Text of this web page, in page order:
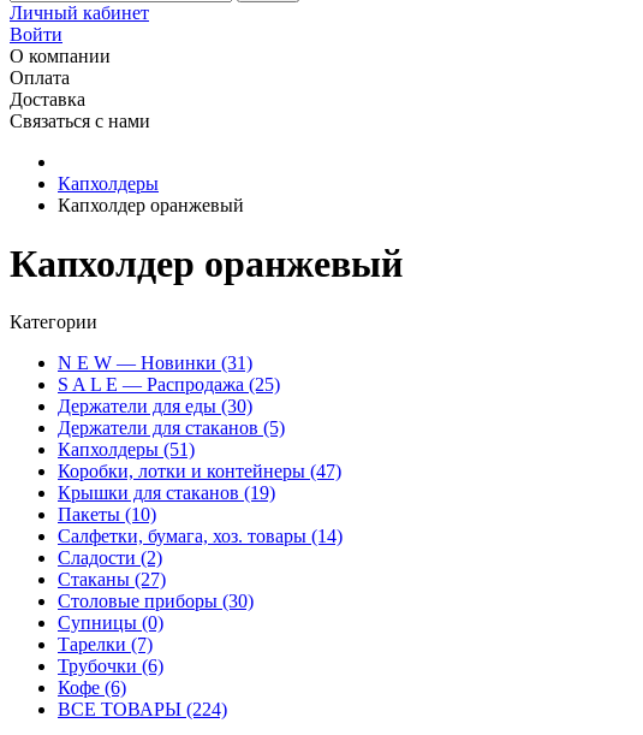
Личный кабинет
Войти
О компании
Оплата
Доставка
Связаться с нами
Капхолдеры
Капхолдер оранжевый
Капхолдер оранжевый
Категории
N E W — Новинки (31)
S A L E — Распродажа (25)
Держатели для еды (30)
Держатели для стаканов (5)
Капхолдеры (51)
Коробки, лотки и контейнеры (47)
Крышки для стаканов (19)
Пакеты (10)
Салфетки, бумага, хоз. товары (14)
Сладости (2)
Стаканы (27)
Столовые приборы (30)
Супницы (0)
Тарелки (7)
Трубочки (6)
Кофе (6)
ВСЕ ТОВАРЫ (224)